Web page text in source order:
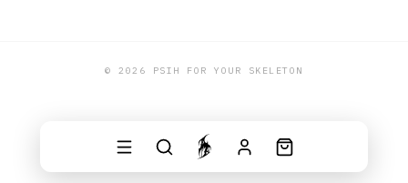
© 2026 PSIH FOR YOUR SKELETON